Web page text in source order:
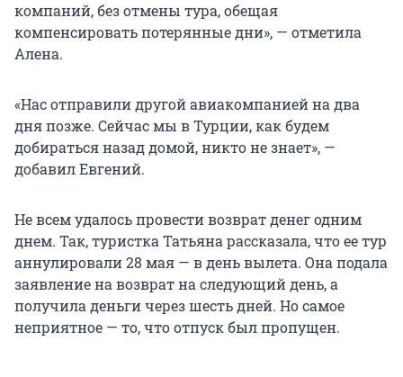
компаний, без отмены тура, обещая
компенсировать потерянные дни», — отметила
Алена.
«Нас отправили другой авиакомпанией на два
дня позже. Сейчас мы в Турции, как будем
добираться назад домой, никто не знает», —
добавил Евгений.
Не всем удалось провести возврат денег одним
днем. Так, туристка Татьяна рассказала, что ее тур
аннулировали 28 мая — в день вылета. Она подала
заявление на возврат на следующий день, а
получила деньги через шесть дней. Но самое
неприятное — то, что отпуск был пропущен.